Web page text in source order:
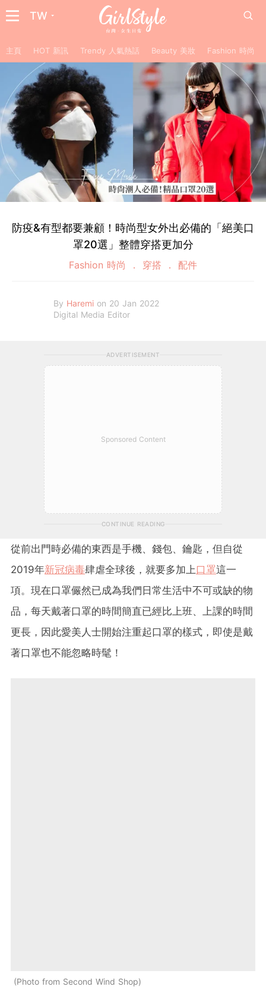
TW
主頁 HOT 新訊 Trendy 人氣熱話 Beauty 美妝 Fashion 時尚
防疫&有型都要兼顧！時尚型女外出必備的「絕美口
罩20選」整體穿搭更加分
Fashion 時尚 穿搭 配件
By Haremi on 20 Jan 2022
Digital Media Editor
ADVERTISEMENT
Sponsored Content
CONTINUE READING
從前出門時必備的東西是手機、錢包、鑰匙，但自從
2019年新冠病毒肆虐全球後，就要多加上 口罩這一
項。現在口罩儼然已成為我們日常生活中不可或缺的物
品，每天戴著口罩的時間簡直已經比上班、上課的時間
更長，因此愛美人士開始注重起口罩的樣式，即使是戴
著口罩也不能忽略時髦！
Photo from Second Wind Shop